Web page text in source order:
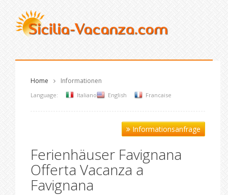
Home Informationen
Language: Italiano English Francaise
Informationsanfrage
Ferienhäuser Favignana
Offerta Vacanza a
Favignana